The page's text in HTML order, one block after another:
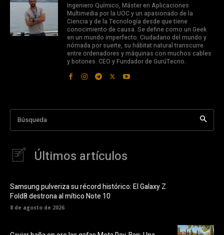
Ingeniero Químico, Máster en Aplicaciones
Multimedia por la UOC y un apasionado de la
Ciencia y de la Tecnología desde que tiene
conocimiento de causa. Se define como un Geek
en un mundo imperfecto. Ciudadano del mundo y
nómada por suerte, su hábitat natural transcurre
entre ordenadores y máquinas con muchos cables
y botones. CEO y Fundador de GurúTecno.
Búsqueda
Últimos artículos
Samsung pulveriza su récord histórico: El Galaxy Z
Fold8 destrona al mítico Note 10
8 de agosto de 2026